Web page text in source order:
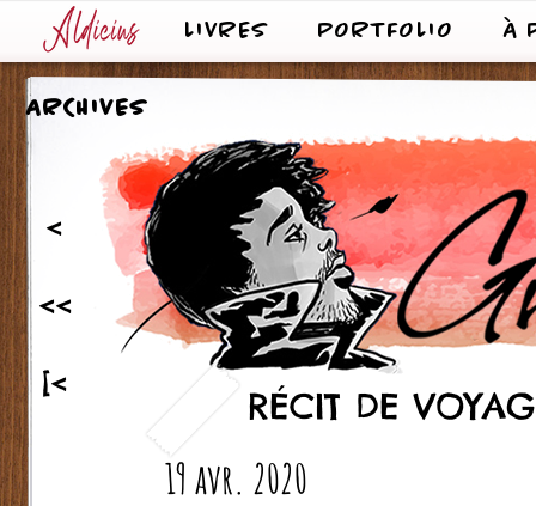
LIVRES PORTFOLIO À
<
[<
<<
ARCHIVES
RÉCIT DE
19 avr. 2020